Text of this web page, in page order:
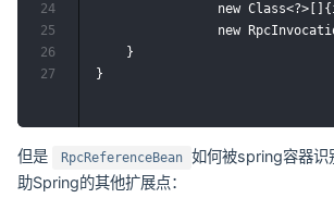
new
new
    }
24
25
26
27
但是 RpcReferenceBean 如何被spring容器识
助Spring的其他扩展点：